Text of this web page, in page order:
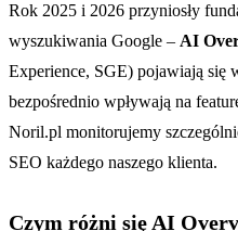
Rok 2025 i 2026 przyniosły
wyszukiwania Google – AI
Experience, SGE) pojawiają się
bezpośrednio wpływają na
Noril.pl monitorujemy
SEO każdego naszego klienta.
Czym różni się AI